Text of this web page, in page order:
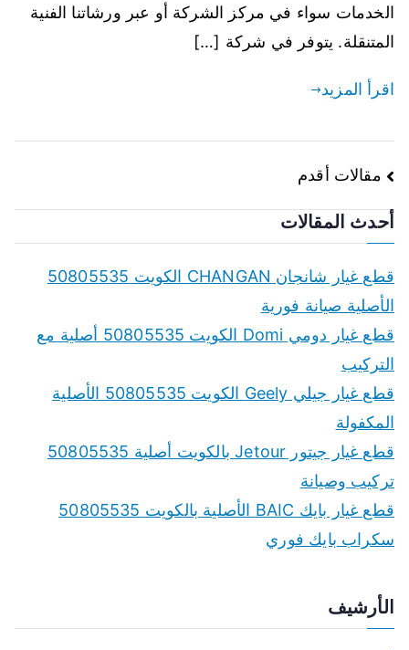
الخدمات سواء في مركز الشركة أو عبر ورشاتنا الفنية
المتنقلة. يتوفر في شركة […]
اقرأ المزيد
تصفّح
المقالات
مقالات أقدم
أحدث المقالات
قطع غيار شانجان CHANGAN الكويت 50805535
الأصلية صيانة فورية
قطع غيار دومي Domi الكويت 50805535 أصلية مع
التركيب
قطع غيار جيلي Geely الكويت 50805535 الأصلية
المكفولة
قطع غيار جيتور Jetour بالكويت أصلية 50805535
تركيب وصيانة
قطع غيار بايك BAIC الأصلية بالكويت 50805535
سكراب بايك فوري
الأرشيف